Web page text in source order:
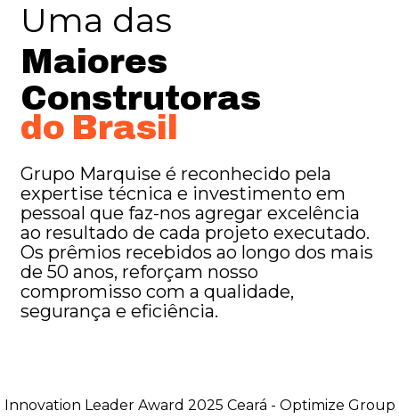
Uma das
Maiores
Construtoras
do Brasil
Grupo Marquise é reconhecido pela
expertise técnica e investimento em
pessoal que faz-nos agregar excelência
ao resultado de cada projeto executado.
Os prêmios recebidos ao longo dos mais
de 50 anos, reforçam nosso
compromisso com a qualidade,
segurança e eficiência.
Innovation Leader Award 2025 Ceará - Optimize Group
melhorar a
funcionalidade
o site é usado.
Experiência
Para que o
nosso site
funcione o
melhor possível
funcionalidades